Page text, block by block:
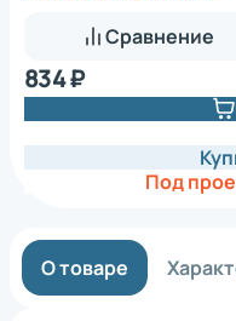
Сравнение
834 ₽
Под
О товаре